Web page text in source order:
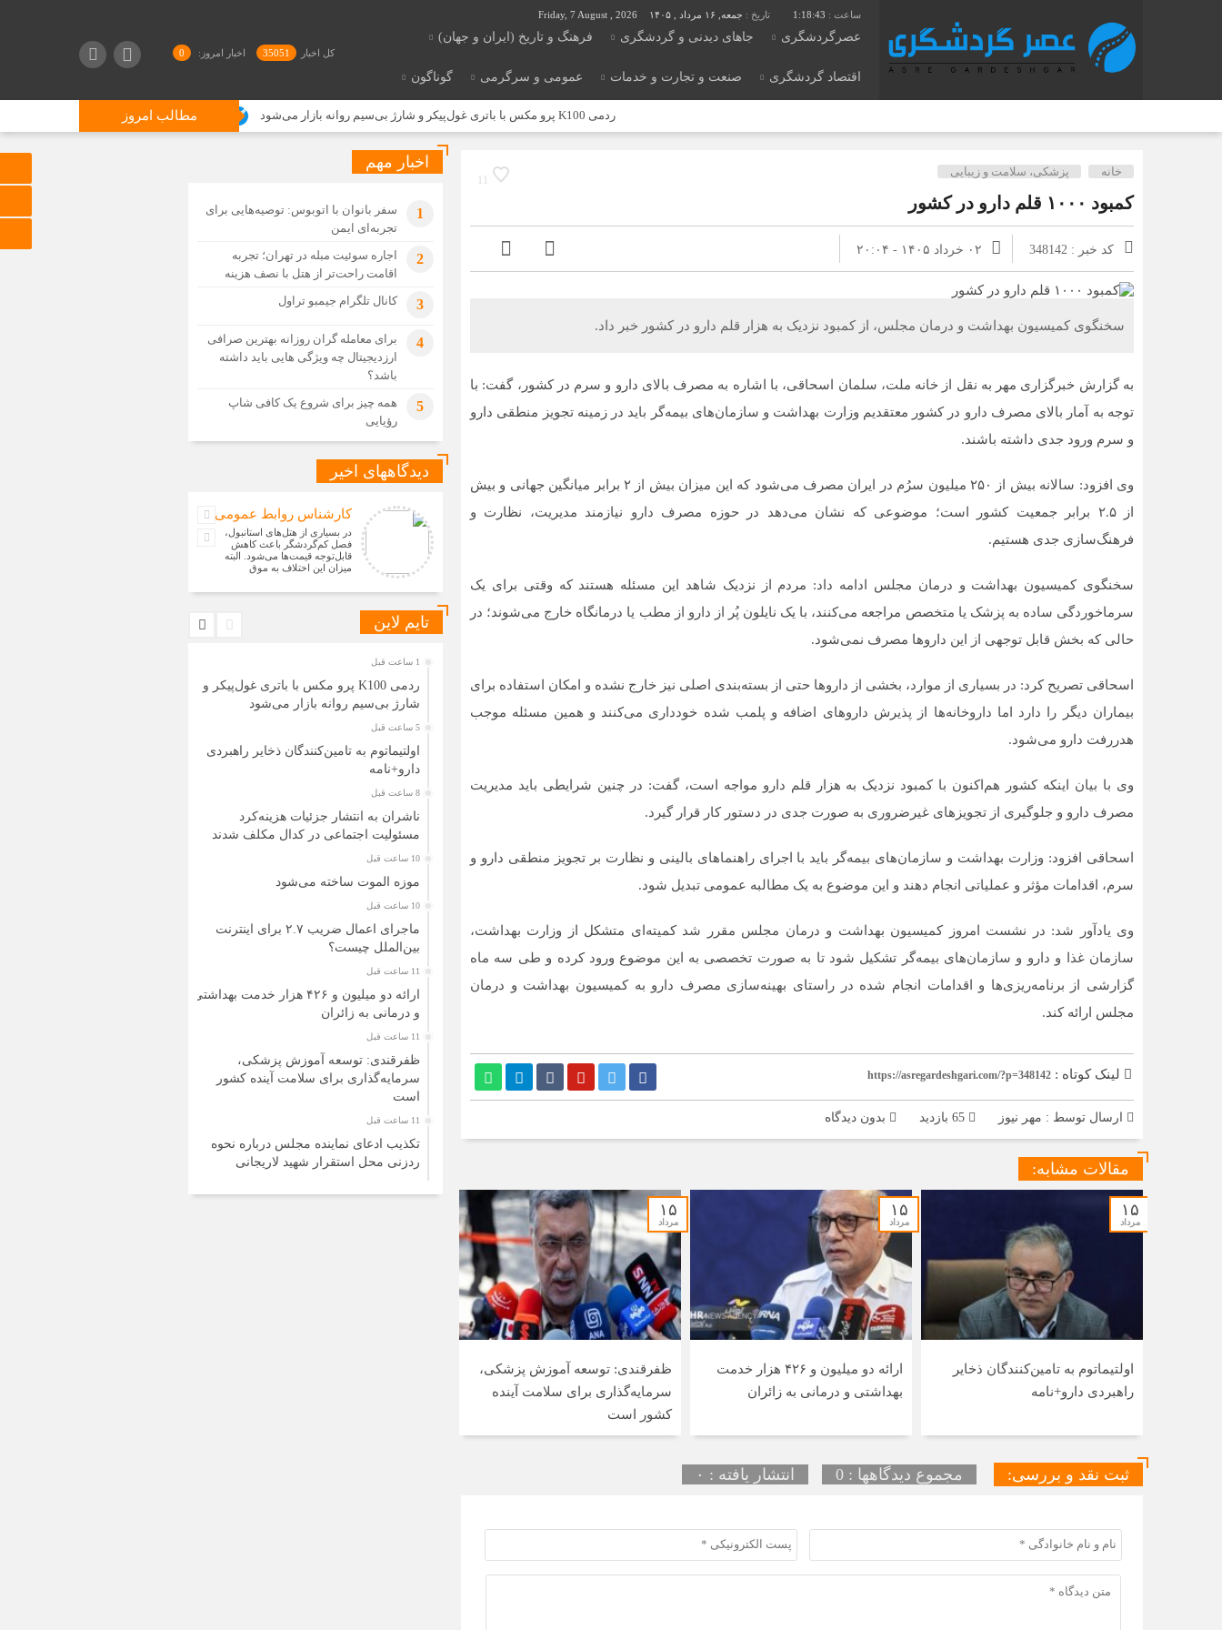
1:18:44 تاریخ : جمعه, ۱۶ مرداد , ۱۴۰۵ Friday, 7 August , 2026
عصرگردشگری جاهای دیدنی و گردشگری فرهنگ و تاریخ (ایران و جهان)
اقتصاد گردشگری صنعت و تجارت و خدمات عمومی و سرگرمی گوناگون
کل اخبار 35051 اخبار امروز: 0
مطالب امروز
اولتیماتوم به تامین‌کنندگان ذخایر راهبردی دارو+نامه
11
خانه پزشکی، سلامت و زیبایی
کمبود ۱۰۰۰ قلم دارو در کشور
کد خبر : 348142 ۰۲ خرداد ۱۴۰۵ - ۲۰:۰۴
سخنگوی کمیسیون بهداشت و درمان مجلس، از کمبود نزدیک به هزار قلم دارو در کشور خبر داد.
به گزارش خبرگزاری مهر به نقل از خانه ملت، سلمان اسحاقی، با اشاره به مصرف بالای دارو و سرم در کشور، گفت: با
توجه به آمار بالای مصرف دارو در کشور معتقدیم وزارت بهداشت و سازمان‌های بیمه‌گر باید در زمینه تجویز منطقی دارو
و سرم ورود جدی داشته باشند.
وی افزود: سالانه بیش از ۲۵۰ میلیون سرُم در ایران مصرف می‌شود که این میزان بیش از ۲ برابر میانگین جهانی و بیش
از ۲.۵ برابر جمعیت کشور است؛ موضوعی که نشان می‌دهد در حوزه مصرف دارو نیازمند مدیریت، نظارت و
فرهنگ‌سازی جدی هستیم.
سخنگوی کمیسیون بهداشت و درمان مجلس ادامه داد: مردم از نزدیک شاهد این مسئله هستند که وقتی برای یک
سرماخوردگی ساده به پزشک یا متخصص مراجعه می‌کنند، با یک نایلون پُر از دارو از مطب یا درمانگاه خارج می‌شوند؛ در
حالی که بخش قابل توجهی از این داروها مصرف نمی‌شود.
اسحاقی تصریح کرد: در بسیاری از موارد، بخشی از داروها حتی از بسته‌بندی اصلی نیز خارج نشده و امکان استفاده برای
بیماران دیگر را دارد اما داروخانه‌ها از پذیرش داروهای اضافه و پلمب‌ شده خودداری می‌کنند و همین مسئله موجب
هدررفت دارو می‌شود.
وی با بیان اینکه کشور هم‌اکنون با کمبود نزدیک به هزار قلم دارو مواجه است، گفت: در چنین شرایطی باید مدیریت
مصرف دارو و جلوگیری از تجویزهای غیرضروری به صورت جدی در دستور کار قرار گیرد.
اسحاقی افزود: وزارت بهداشت و سازمان‌های بیمه‌گر باید با اجرای راهنماهای بالینی و نظارت بر تجویز منطقی دارو و
سرم، اقدامات مؤثر و عملیاتی انجام دهند و این موضوع به یک مطالبه عمومی تبدیل شود.
وی یادآور شد: در نشست امروز کمیسیون بهداشت و درمان مجلس مقرر شد کمیته‌ای متشکل از وزارت بهداشت،
سازمان غذا و دارو و سازمان‌های بیمه‌گر تشکیل شود تا به صورت تخصصی به این موضوع ورود کرده و طی سه ماه
گزارشی از برنامه‌ریزی‌ها و اقدامات انجام شده در راستای بهینه‌سازی مصرف دارو به کمیسیون بهداشت و درمان
مجلس ارائه کند.
لینک کوتاه : https://asregardeshgari.com/?p=348142
ارسال توسط : مهر نیوز بدون دیدگاه
مقالات مشابه:
۱۵
مرداد
اولتیماتوم به تامین‌کنندگان ذخایر
راهبردی دارو+نامه
۱۵
مرداد
ارائه دو میلیون و ۴۲۶ هزار خدمت
بهداشتی و درمانی به زائران
۱۵
مرداد
ظفرقندی: توسعه آموزش پزشکی،
سرمایه‌گذاری برای سلامت آینده
کشور است
ثبت نقد و بررسی: مجموع دیدگاهها : 0 انتشار یافته : ۰
اخبار مهم
1
سفر بانوان با اتوبوس: توصیه‌هایی برای
تجربه‌ای ایمن
2
اجاره سوئیت مبله در تهران؛ تجربه
اقامت راحت‌تر از هتل با نصف هزینه
3 کانال تلگرام جیمبو تراول
4
برای معامله گران روزانه بهترین صرافی
ارزدیجیتال چه ویژگی هایی باید داشته
باشد؟
5
همه چیز برای شروع یک کافی شاپ
رؤیایی
دیدگاههای اخیر
کارشناس روابط عمومی
در بسیاری از هتل‌های استانبول،
فصل کم‌گردشگر باعث کاهش
قابل‌توجه قیمت‌ها می‌شود. البته
میزان این اختلاف به موق
داودی کارشناس روابط عمومی البرز
کسی برای اولین بار به پوکت
تایم لاین
1 ساعت قبل
ردمی K100 پرو مکس با باتری غول‌پیکر و
شارژ بی‌سیم روانه بازار می‌شود
5 ساعت قبل
اولتیماتوم به تامین‌کنندگان ذخایر راهبردی
دارو+نامه
8 ساعت قبل
ناشران به انتشار جزئیات هزینه‌کرد
مسئولیت اجتماعی در کدال مکلف شدند
10 ساعت قبل
موزه الموت ساخته می‌شود
10 ساعت قبل
ماجرای اعمال ضریب ۲.۷ برای اینترنت
بین‌الملل چیست؟
11 ساعت قبل
ارائه دو میلیون و ۴۲۶ هزار خدمت بهداشتی
و درمانی به زائران
11 ساعت قبل
ظفرقندی: توسعه آموزش پزشکی،
سرمایه‌گذاری برای سلامت آینده کشور
است
11 ساعت قبل
تکذیب ادعای نماینده مجلس درباره نحوه
ردزنی محل استقرار شهید لاریجانی